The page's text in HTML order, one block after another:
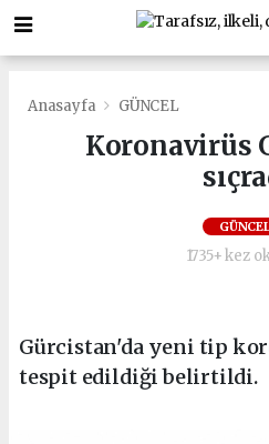
Anasayfa GÜNCEL
Koronavirüs
1735+ kez
Gürcistan'da yeni tip
tespit edildiği belirtildi.